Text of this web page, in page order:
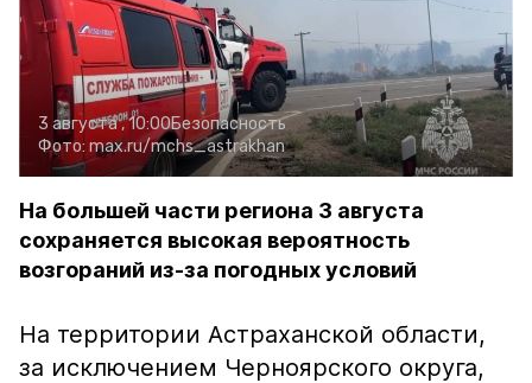
3 августа , 10:00Безопасность
Фото: max.ru/mchs_astrakhan
На большей части региона 3 августа
сохраняется высокая вероятность
возгораний из-за погодных условий
На территории Астраханской области,
за исключением Черноярского округа,